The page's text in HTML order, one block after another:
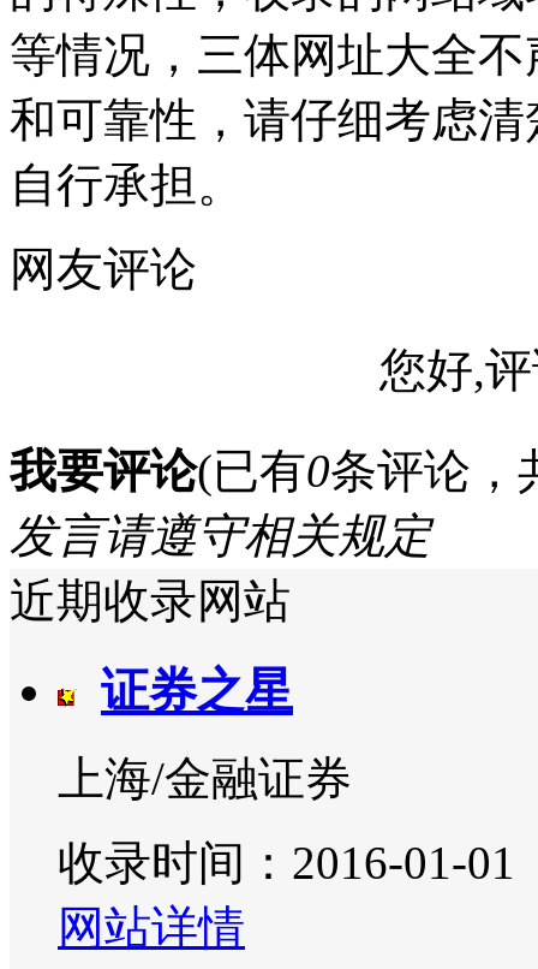
等情况，三体网址大全
和可靠性，请仔细考虑
自行承担。
网友评论
您好,
我要评论(已有0条评论，
发言请遵守相关规定
近期收录网站
证券之星
上海/金融证券
收录时间：2016-01-01
网站详情